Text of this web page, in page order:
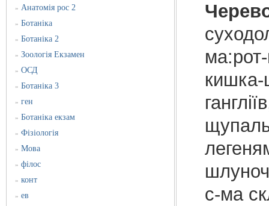
» Анатомія рос 2
» Ботаніка
» Ботаніка 2
» Зоологія Екзамен
» ОСД
» Ботаніка 3
» ген
» Ботаніка екзам
» Фізіологія
» Мова
» філос
» конт
» ев
кишка-
с-ма